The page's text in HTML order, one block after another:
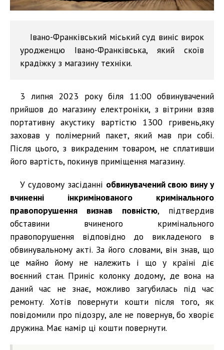
Івано-Франківський міський суд виніс вирок
уродженцю Івано-Франківська, який скоїв
крадіжку з магазину техніки.
3 липня 2023 року біля 11:00 обвинувачений
прийшов до магазину електроніки, з вітрини взяв
портативну акустику вартістю 1300 гривень,яку
заховав у полімерний пакет, який мав при собі.
Після цього, з викраденим товаром, не сплативши
його вартість, покинув приміщення магазину.
У судовому засіданні обвинувачений свою вину у
вчиненні інкримінованого кримінального
правопорушення визнав повністю, підтвердив
обставини вчиненого кримінального
правопорушення відповідно до викладеного в
обвинувальному акті. За його словами, він знав, що
це майно йому не належить і що у країні діє
воєнний стан. Приніс колонку додому, де вона на
даний час не знає, можливо загубилась під час
ремонту. Хотів повернути кошти після того, як
повідомили про підозру, але не повернув, бо хворіє
дружина. Має намір ці кошти повернути.